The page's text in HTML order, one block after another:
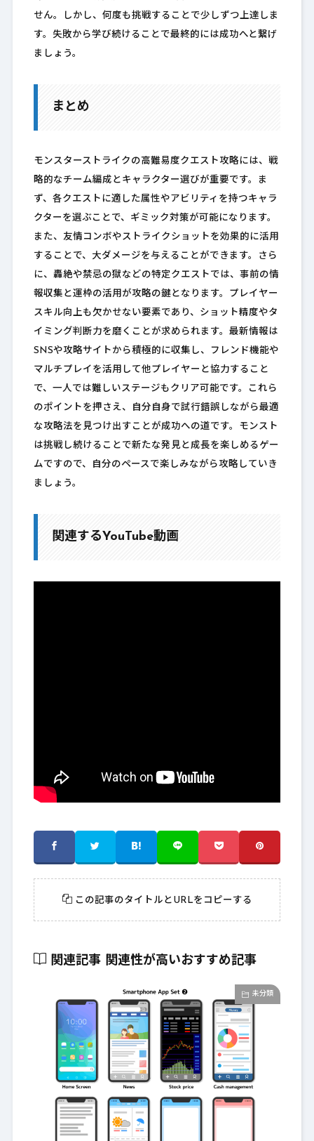
せん。しかし、何度も挑戦することで少しずつ上達しま
す。失敗から学び続けることで最終的には成功へと繋げ
ましょう。
まとめ
モンスターストライクの高難易度クエスト攻略には、戦
略的なチーム編成とキャラクター選びが重要です。ま
ず、各クエストに適した属性やアビリティを持つキャラ
クターを選ぶことで、ギミック対策が可能になります。
また、友情コンボやストライクショットを効果的に活用
することで、大ダメージを与えることができます。さら
に、轟絶や禁忌の獄などの特定クエストでは、事前の情
報収集と運枠の活用が攻略の鍵となります。プレイヤー
スキル向上も欠かせない要素であり、ショット精度やタ
イミング判断力を磨くことが求められます。最新情報は
SNSや攻略サイトから積極的に収集し、フレンド機能や
マルチプレイを活用して他プレイヤーと協力すること
で、一人では難しいステージもクリア可能です。これら
のポイントを押さえ、自分自身で試行錯誤しながら最適
な攻略法を見つけ出すことが成功への道です。モンスト
は挑戦し続けることで新たな発見と成長を楽しめるゲー
ムですので、自分のペースで楽しみながら攻略していき
ましょう。
関連するYouTube動画
この記事のタイトルとURLをコピーする
関連記事 関連性が高いおすすめ記事
未分類